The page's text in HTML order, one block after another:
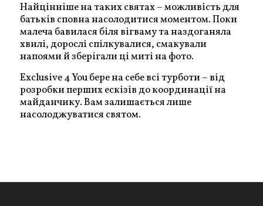
Найцінніше на таких святах – можливість для
батьків сповна насолодитися моментом. Поки
малеча бавилася біля вігваму та наздоганяла
хвилі, дорослі спілкувалися, смакували
напоями й зберігали ці миті на фото.
Exclusive 4 You бере на себе всі турботи – від
розробки перших ескізів до координації на
майданчику. Вам залишається лише
насолоджуватися святом.